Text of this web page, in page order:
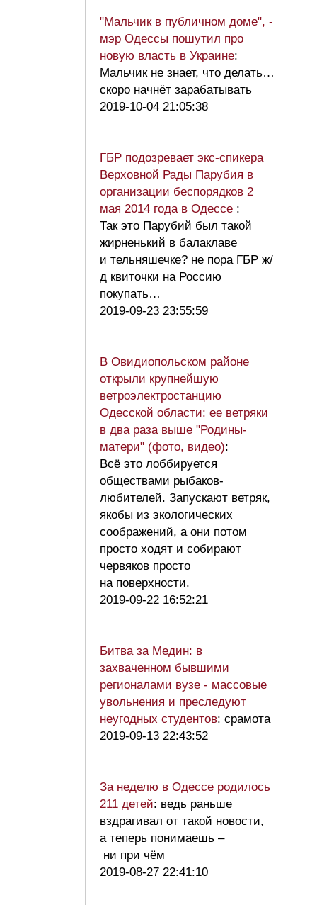
"Мальчик в публичном доме", -
мэр Одессы пошутил про
новую власть в Украине:
Мальчик не знает, что делать…
скоро начнёт зарабатывать
2019-10-04 21:05:38
ГБР подозревает экс-спикера
Верховной Рады Парубия в
организации беспорядков 2
мая 2014 года в Одессе :
Так это Парубий был такой
жирненький в балаклаве
и тельняшечке? не пора ГБР ж/
д квиточки на Россию
покупать…
2019-09-23 23:55:59
В Овидиопольском районе
открыли крупнейшую
ветроэлектростанцию
Одесской области: ее ветряки
в два раза выше "Родины-
матери" (фото, видео):
Всё это лоббируется
обществами рыбаков-
любителей. Запускают ветряк,
якобы из экологических
соображений, а они потом
просто ходят и собирают
червяков просто
на поверхности.
2019-09-22 16:52:21
Битва за Медин: в
захваченном бывшими
регионалами вузе - массовые
увольнения и преследуют
неугодных студентов: срамота
2019-09-13 22:43:52
За неделю в Одессе родилось
211 детей: ведь раньше
вздрагивал от такой новости,
а теперь понимаешь –
ни при чём
2019-08-27 22:41:10